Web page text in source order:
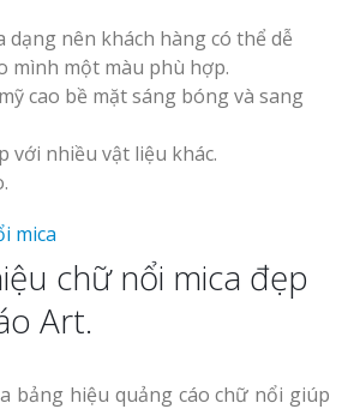
dạng nên khách hàng có thể dễ
mình một màu phù hợp.
cao bề mặt sáng bóng và sang
với nhiều vật liệu khác.
chữ nổi mica đẹp
Art.
bảng hiệu quảng cáo chữ nổi giúp
Làm biển
Thi Công